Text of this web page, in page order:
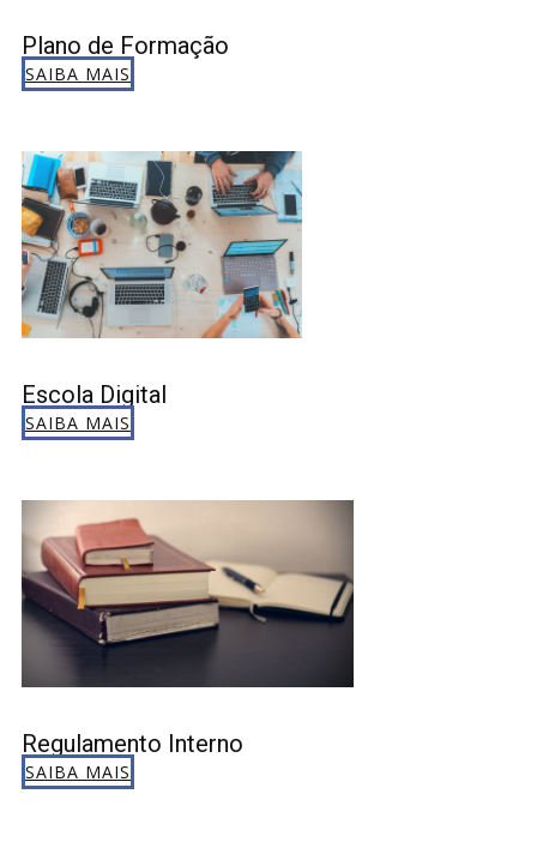
Plano de Formação
SAIBA MAIS
Escola Digital
SAIBA MAIS
Regulamento Interno
SAIBA MAIS